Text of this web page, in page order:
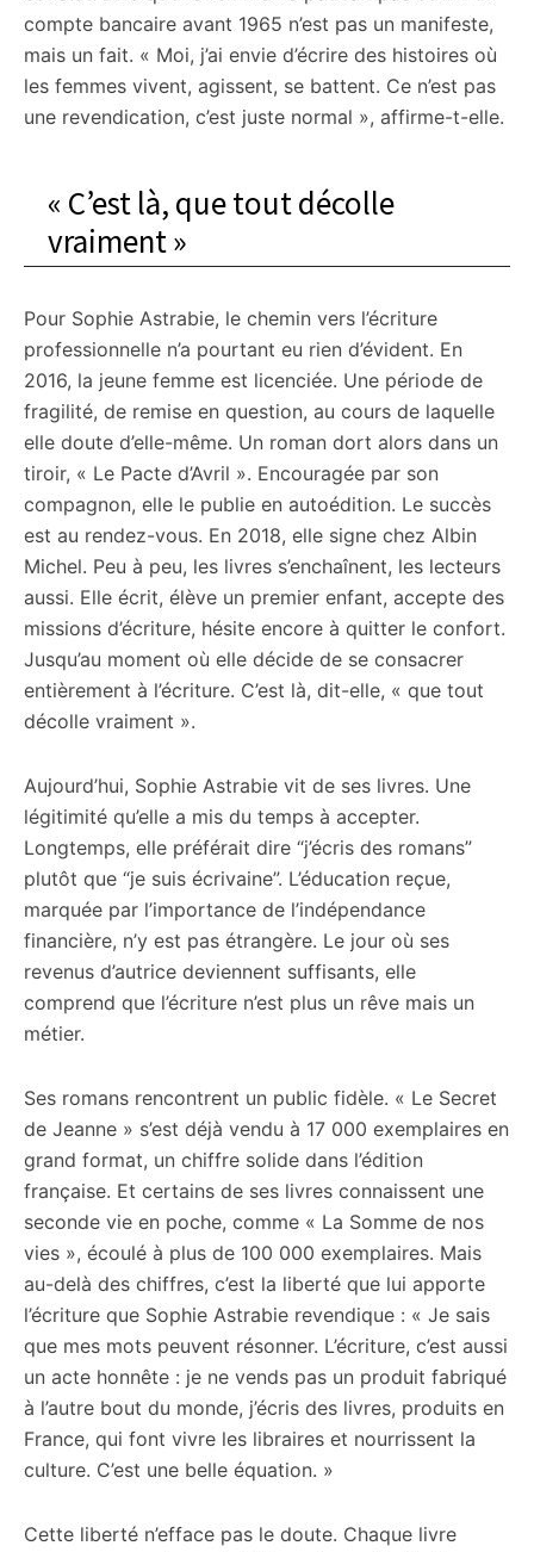
compte bancaire avant 1965 n’est pas un manifeste,
mais un fait. « Moi, j’ai envie d’écrire des histoires où
les femmes vivent, agissent, se battent. Ce n’est pas
une revendication, c’est juste normal », affirme-t-elle.
« C’est là, que tout décolle
vraiment »
Pour Sophie Astrabie, le chemin vers l’écriture
professionnelle n’a pourtant eu rien d’évident. En
2016, la jeune femme est licenciée. Une période de
fragilité, de remise en question, au cours de laquelle
elle doute d’elle-même. Un roman dort alors dans un
tiroir, « Le Pacte d’Avril ». Encouragée par son
compagnon, elle le publie en autoédition. Le succès
est au rendez-vous. En 2018, elle signe chez Albin
Michel. Peu à peu, les livres s’enchaînent, les lecteurs
aussi. Elle écrit, élève un premier enfant, accepte des
missions d’écriture, hésite encore à quitter le confort.
Jusqu’au moment où elle décide de se consacrer
entièrement à l’écriture. C’est là, dit-elle, « que tout
décolle vraiment ».
Aujourd’hui, Sophie Astrabie vit de ses livres. Une
légitimité qu’elle a mis du temps à accepter.
Longtemps, elle préférait dire “j’écris des romans”
plutôt que “je suis écrivaine”. L’éducation reçue,
marquée par l’importance de l’indépendance
financière, n’y est pas étrangère. Le jour où ses
revenus d’autrice deviennent suffisants, elle
comprend que l’écriture n’est plus un rêve mais un
métier.
Ses romans rencontrent un public fidèle. « Le Secret
de Jeanne » s’est déjà vendu à 17 000 exemplaires en
grand format, un chiffre solide dans l’édition
française. Et certains de ses livres connaissent une
seconde vie en poche, comme « La Somme de nos
vies », écoulé à plus de 100 000 exemplaires. Mais
au-delà des chiffres, c’est la liberté que lui apporte
l’écriture que Sophie Astrabie revendique : « Je sais
que mes mots peuvent résonner. L’écriture, c’est aussi
un acte honnête : je ne vends pas un produit fabriqué
à l’autre bout du monde, j’écris des livres, produits en
France, qui font vivre les libraires et nourrissent la
culture. C’est une belle équation. »
Cette liberté n’efface pas le doute. Chaque livre